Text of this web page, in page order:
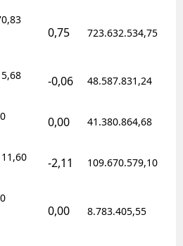
0,75 723.632.534,75
-0,06 48.587.831,24
0,00 41.380.864,68
-2,11 109.670.579,10
0,00 8.783.405,55